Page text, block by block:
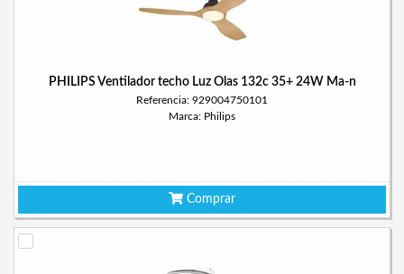
PHILIPS Ventilador techo Luz Olas 132c 35+ 24W Ma-n
Referencia: 929004750101
Marca: Philips
Comprar